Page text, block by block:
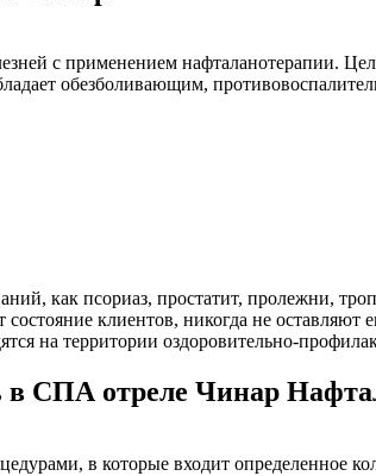
с применением нафталанотерапии.
обезболивающим,
как псориаз, простатит, пролежни,
клиентов, никогда не оставляют
на территории оздоровительно-
в СПА отреле Чинар
в которые входит определенное